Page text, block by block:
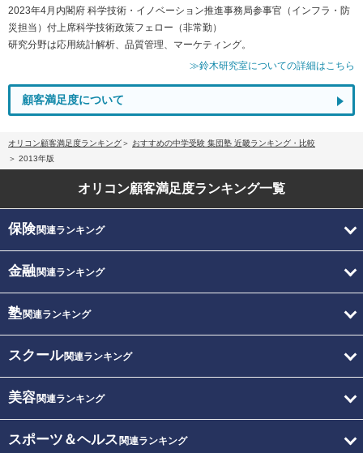
2023年4月内閣府 科学技術・イノベーション推進事務局参事官（インフラ・防
災担当）付上席科学技術政策フェロー（非常勤）
研究分野は応用統計解析、品質管理、マーケティング。
≫鈴木研究室についての詳細はこちら
顧客満足度について
オリコン顧客満足度ランキング
おすすめの中学受験 集団塾 近畿ランキング・比較
2013年版
オリコン顧客満足度ランキング一覧
保険関連ランキング
金融関連ランキング
塾関連ランキング
スクール関連ランキング
美容関連ランキング
スポーツ＆ヘルス 関連ランキング